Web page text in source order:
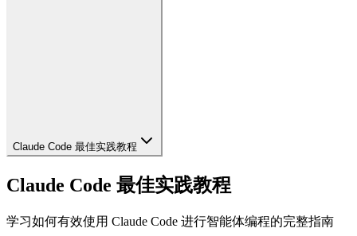
Claude Code 最佳实践教程
Claude Code 最佳实践教程
学习如何有效使用 Claude Code 进行智能体编程的完整指南